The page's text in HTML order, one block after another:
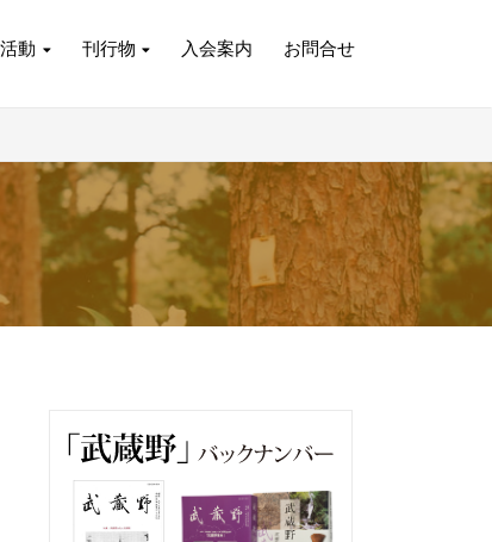
動 刊行物 入会案内 お問合せ